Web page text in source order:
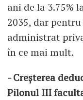
ani de la 3.75%
2035, dar
administrat
în ce mai mult.
- Creșterea
Pilonul III